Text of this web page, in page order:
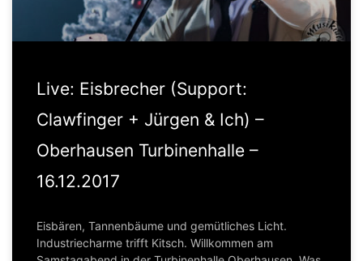
Live: Eisbrecher (Support:
Clawfinger + Jürgen & Ich) –
Oberhausen Turbinenhalle –
16.12.2017
Eisbären, Tannenbäume und gemütliches Licht.
Industriecharme trifft Kitsch. Willkommen am